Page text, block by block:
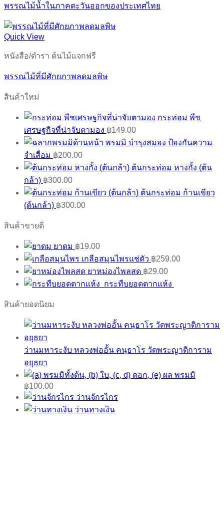
พรรณไม้น้ำในภาคตะวันออกของประเทศไทย
Quick View
หนังสือ/ตำรา ต้นไม้แจกฟรี
พรรณไม้ที่มีศักยภาพลดมลพิษ
สินค้าใหม่
กระท่อม พืช
เศรษฐกิจที่น่าจับตามอง ฿149.00
พรมมิ บำรุงสมอง ป้องกันความ
จำเสื่อม ฿200.00
ต้นกระท่อม หางกั้ง (ต้น
กล้า) ฿300.00
ต้นกระท่อม ก้านเขียว
(ต้นกล้า) ฿300.00
สินค้าขายดี
ยาดม ฿19.00
เกลือสมุนไพรแช่ตัว ฿259.00
ยาหม่องไพลสด ฿29.00
กระทืบยอดตากแห้ง
สินค้ายอดนิยม
ว่านมหาระงับ หลวงพ่ออั้น คนฺธาโร วัดพระญาติการาม
อยุธยา
พรมมิ
฿100.00
ว่านจักรไกร
ว่านทางเงิน